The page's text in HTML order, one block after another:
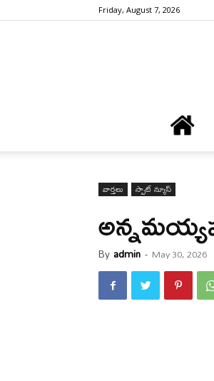
Friday, August 7, 2026
వార్త‌లు స్పాట్ న్యూస్
By admin - May 30, 2026